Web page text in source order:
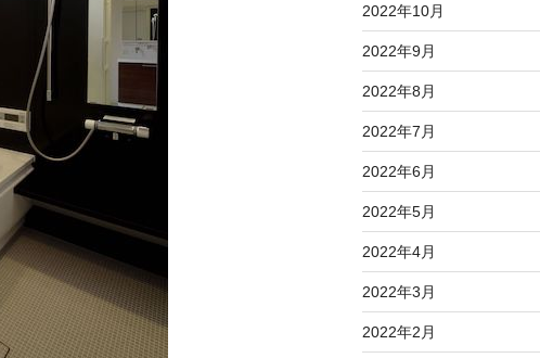
2022年10月
2022年9月
2022年8月
2022年7月
2022年6月
2022年5月
2022年4月
2022年3月
2022年2月